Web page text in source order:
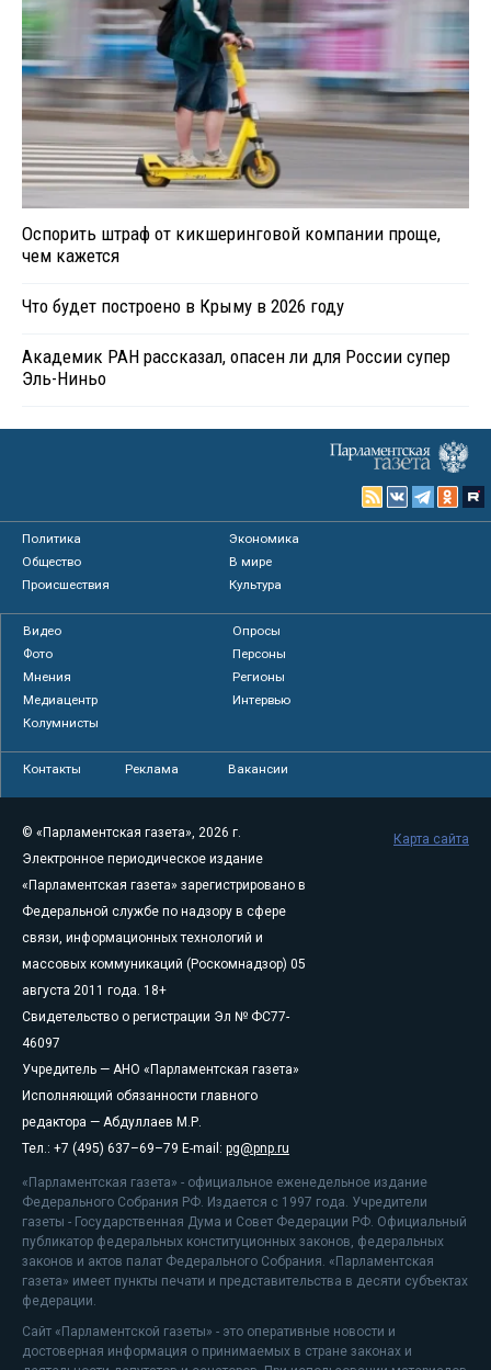
Оспорить штраф от кикшеринговой компании проще,
чем кажется
Что будет построено в Крыму в 2026 году
Академик РАН рассказал, опасен ли для России супер
Эль-Ниньо
Политика
Экономика
Общество
В мире
Происшествия
Культура
Видео
Опросы
Фото
Персоны
Мнения
Регионы
Медиацентр
Интервью
Колумнисты
Контакты Реклама Вакансии
© «Парламентская газета», 2026 г.
Электронное периодическое издание
«Парламентская газета» зарегистрировано в
Федеральной службе по надзору в сфере
связи, информационных технологий и
массовых коммуникаций (Роскомнадзор) 05
августа 2011 года. 18+
Свидетельство о регистрации Эл № ФС77-
46097
Учредитель — АНО «Парламентская газета»
Исполняющий обязанности главного
редактора — Абдуллаев М.Р.
Тел.: +7 (495) 637–69–79 E-mail: pg@pnp.ru
«Парламентская газета» - официальное еженедельное издание
Федерального Собрания РФ. Издается с 1997 года. Учредители
газеты - Государственная Дума и Совет Федерации РФ. Официальный
публикатор федеральных конституционных законов, федеральных
законов и актов палат Федерального Собрания. «Парламентская
газета» имеет пункты печати и представительства в десяти субъектах
федерации.
Сайт «Парламентской газеты» - это оперативные новости и
достоверная информация о принимаемых в стране законах и
Карта сайта